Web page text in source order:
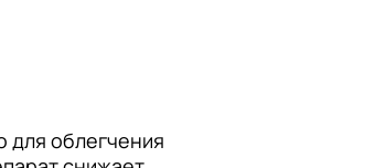
для облегчения